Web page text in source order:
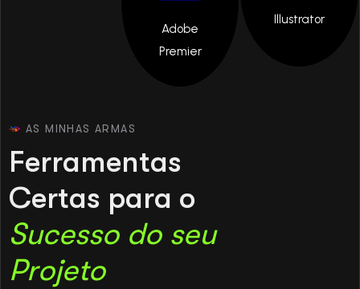
Adobe
Premier
Illustrator
AS MINHAS ARMAS
Ferramentas
Certas para o
Sucesso do seu
Projeto